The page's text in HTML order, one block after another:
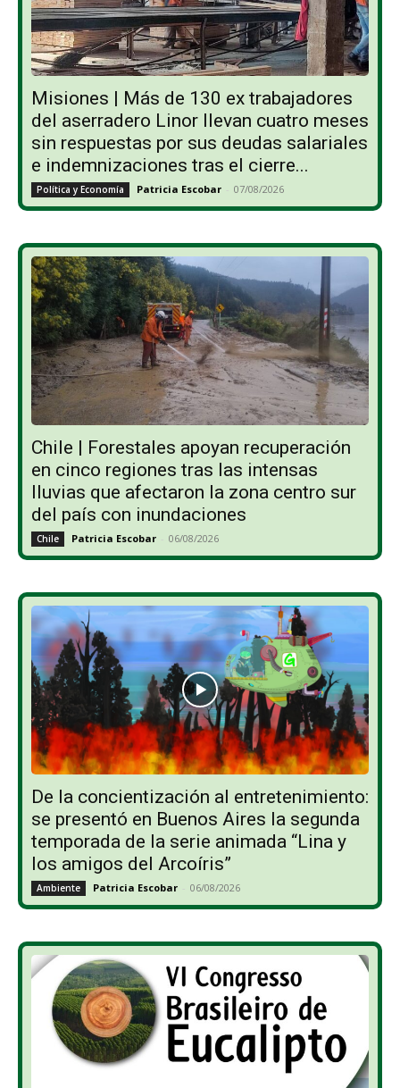
Misiones | Más de 130 ex trabajadores
del aserradero Linor llevan cuatro meses
sin respuestas por sus deudas salariales
e indemnizaciones tras el cierre...
Política y Economía Patricia Escobar - 07/08/2026
Chile | Forestales apoyan recuperación
en cinco regiones tras las intensas
lluvias que afectaron la zona centro sur
del país con inundaciones
Chile Patricia Escobar - 06/08/2026
De la concientización al entretenimiento:
se presentó en Buenos Aires la segunda
temporada de la serie animada “Lina y
los amigos del Arcoíris”
Ambiente Patricia Escobar - 06/08/2026